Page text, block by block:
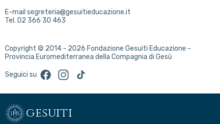
E-mail segreteria@gesuitieducazione.it
Tel. 02 366 30 463
Copyright © 2014 - 2026 Fondazione Gesuiti Educazione -
Provincia Euromediterranea della Compagnia di Gesù
Seguici su FacebookInstagram
TikTok
gesuiti